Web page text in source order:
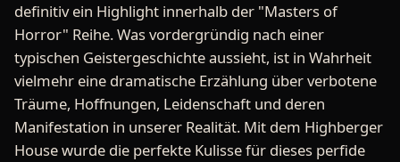
definitiv ein Highlight innerhalb der "Masters of
Horror" Reihe. Was vordergründig nach einer
typischen Geistergeschichte aussieht, ist in Wahrheit
vielmehr eine dramatische Erzählung über verbotene
Träume, Hoffnungen, Leidenschaft und deren
Manifestation in unserer Realität. Mit dem Highberger
House wurde die perfekte Kulisse für dieses perfide